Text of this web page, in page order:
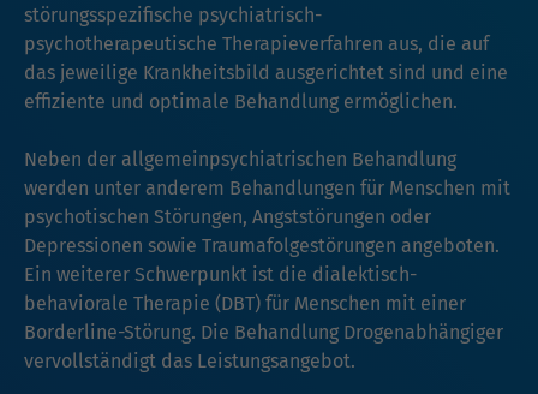
störungsspezifische psychiatrisch-
psychotherapeutische Therapieverfahren aus, die auf
das jeweilige Krankheitsbild ausgerichtet sind und eine
effiziente und optimale Behandlung ermöglichen.
Neben der allgemeinpsychiatrischen Behandlung
werden unter anderem Behandlungen für Menschen mit
psychotischen Störungen, Angststörungen oder
Depressionen sowie Traumafolgestörungen angeboten.
Ein weiterer Schwerpunkt ist die dialektisch-
behaviorale Therapie (DBT) für Menschen mit einer
Borderline-Störung. Die Behandlung Drogenabhängiger
vervollständigt das Leistungsangebot.